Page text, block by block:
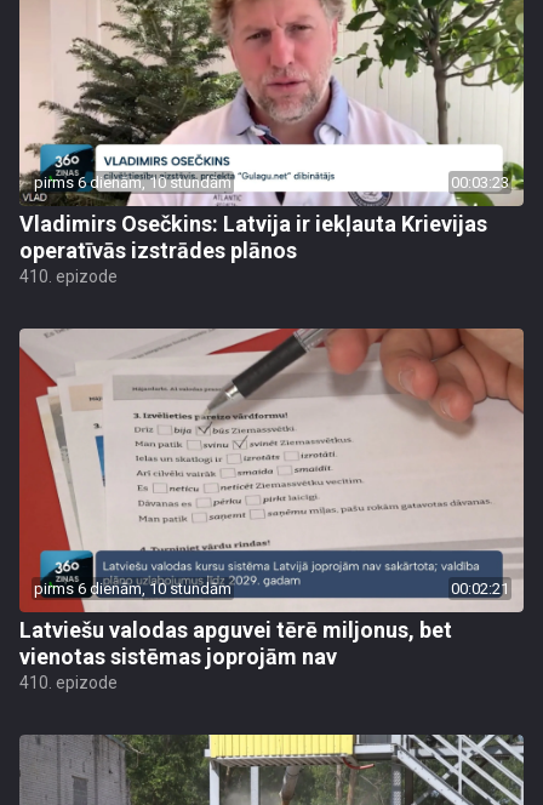
pirms 6 dienām, 10 stundām 00:03:23
Vladimirs Osečkins: Latvija ir iekļauta Krievijas
operatīvās izstrādes plānos
410. epizode
pirms 6 dienām, 10 stundām 00:02:21
Latviešu valodas apguvei tērē miljonus, bet
vienotas sistēmas joprojām nav
410. epizode